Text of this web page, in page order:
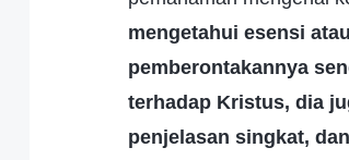
mengetahui esensi
pemberontakannya
terhadap Kristus, dia
penjelasan singkat,